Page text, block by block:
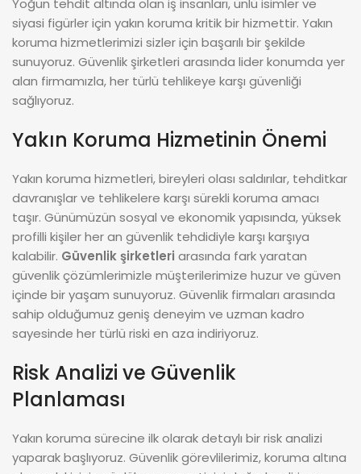
Yoğun tehdit altında olan iş insanları, ünlü isimler ve
siyasi figürler için yakın koruma kritik bir hizmettir. Yakın
koruma hizmetlerimizi sizler için başarılı bir şekilde
sunuyoruz. Güvenlik şirketleri arasında lider konumda yer
alan firmamızla, her türlü tehlikeye karşı güvenliği
sağlıyoruz.
Yakın Koruma Hizmetinin Önemi
Yakın koruma hizmetleri, bireyleri olası saldırılar, tehditkar
davranışlar ve tehlikelere karşı sürekli koruma amacı
taşır. Günümüzün sosyal ve ekonomik yapısında, yüksek
profilli kişiler her an güvenlik tehdidiyle karşı karşıya
kalabilir. Güvenlik şirketleri arasında fark yaratan
güvenlik çözümlerimizle müşterilerimize huzur ve güven
içinde bir yaşam sunuyoruz. Güvenlik firmaları arasında
sahip olduğumuz geniş deneyim ve uzman kadro
sayesinde her türlü riski en aza indiriyoruz.
Risk Analizi ve Güvenlik
Planlaması
Yakın koruma sürecine ilk olarak detaylı bir risk analizi
yaparak başlıyoruz. Güvenlik görevlilerimiz, koruma altına